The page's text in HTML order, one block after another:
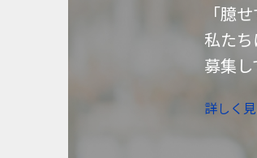
「臆
私た
募集し
詳しく